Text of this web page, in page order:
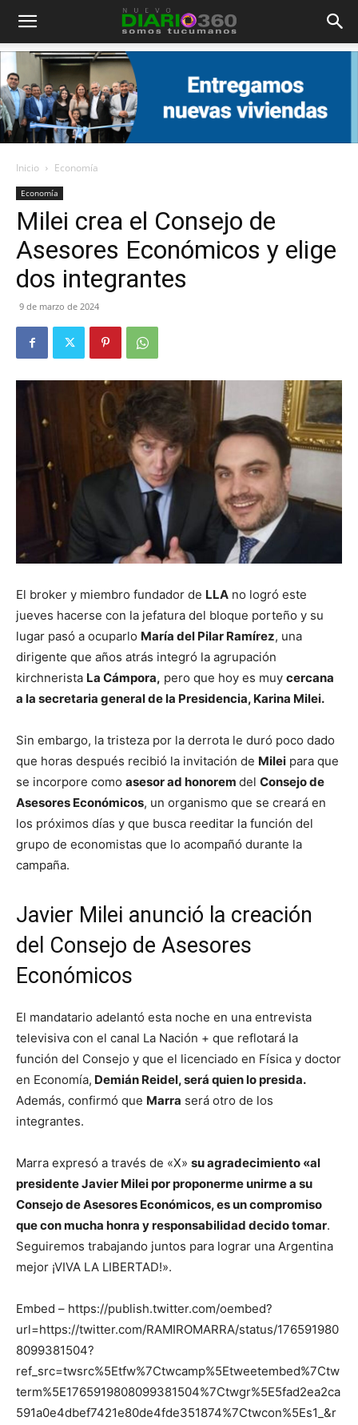
Diario
360
Inicio Economía
Economía
Milei crea el Consejo de
Asesores Económicos y elige
dos integrantes
9 de marzo de 2024
El broker y miembro fundador de LLA no logró este
jueves hacerse con la jefatura del bloque porteño y su
lugar pasó a ocuparlo María del Pilar Ramírez, una
dirigente que años atrás integró la agrupación
kirchnerista La Cámpora, pero que hoy es muy cercana
a la secretaria general de la Presidencia, Karina Milei.
Sin embargo, la tristeza por la derrota le duró poco dado
que horas después recibió la invitación de Milei para que
se incorpore como asesor ad honorem del Consejo de
Asesores Económicos, un organismo que se creará en
los próximos días y que busca reeditar la función del
grupo de economistas que lo acompañó durante la
campaña.
Javier Milei anunció la creación
del Consejo de Asesores
Económicos
El mandatario adelantó esta noche en una entrevista
televisiva con el canal La Nación + que reflotará la
función del Consejo y que el licenciado en Física y doctor
en Economía, Demián Reidel, será quien lo presida.
Además, confirmó que Marra será otro de los
integrantes.
Marra expresó a través de «X» su agradecimiento «al
presidente Javier Milei por proponerme unirme a su
Consejo de Asesores Económicos, es un compromiso
que con mucha honra y responsabilidad decido tomar.
Seguiremos trabajando juntos para lograr una Argentina
mejor ¡VIVA LA LIBERTAD!».
Embed – https://publish.twitter.com/oembed?
url=https://twitter.com/RAMIROMARRA/status/176591980
8099381504?
ref_src=twsrc%5Etfw%7Ctwcamp%5Etweetembed%7Ctw
term%5E1765919808099381504%7Ctwgr%5E5fad2ea2ca
591a0e4dbef7421e80de4fde351874%7Ctwcon%5Es1_&r